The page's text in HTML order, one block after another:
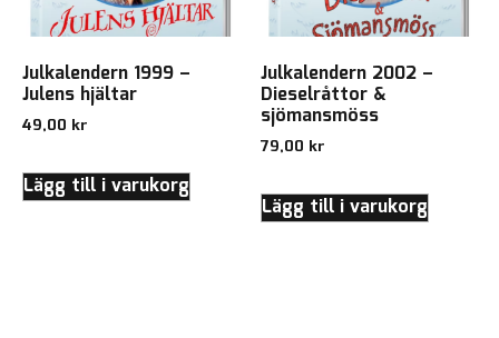
Julkalendern 1999 –
Julens hjältar
49,00 kr
Lägg till i varukorg
Julkalendern 2002 –
Dieselråttor &
sjömansmöss
79,00 kr
Lägg till i varukorg